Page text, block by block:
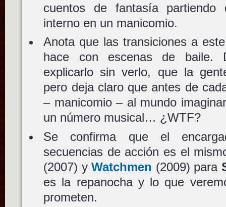
cuentos de fantasía
interno en un manicomio.
Anota que las transiciones a
hace con escenas de baile.
explicarlo sin verlo, que la
pero deja claro que antes de
– manicomio – al mundo
un número musical… ¿WTF?
Se confirma que el
secuencias de acción es el
(2007) yWatchmen (2009) para
es la repanocha y lo que
prometen.